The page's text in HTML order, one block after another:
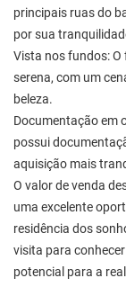
principais ruas do
por sua
Vista nos fundos: O
serena, com um
beleza.
Documentação em
possui
aquisição mais
O valor de venda
uma excelente
residência dos
visita para
potencial para a